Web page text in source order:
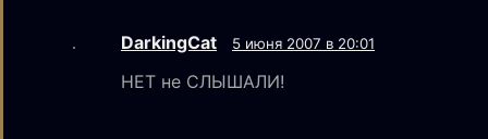
DarkingCat 5 июня 2007 в 20:01
НЕТ не СЛЫШАЛИ!